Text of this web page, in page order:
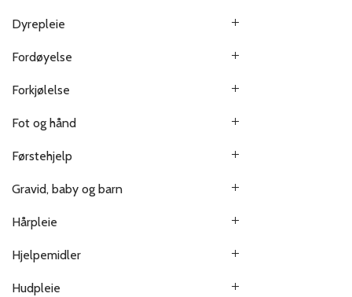
Dyrepleie
Fordøyelse
Forkjølelse
Fot og hånd
Førstehjelp
Gravid, baby og barn
Hårpleie
Hjelpemidler
Hudpleie